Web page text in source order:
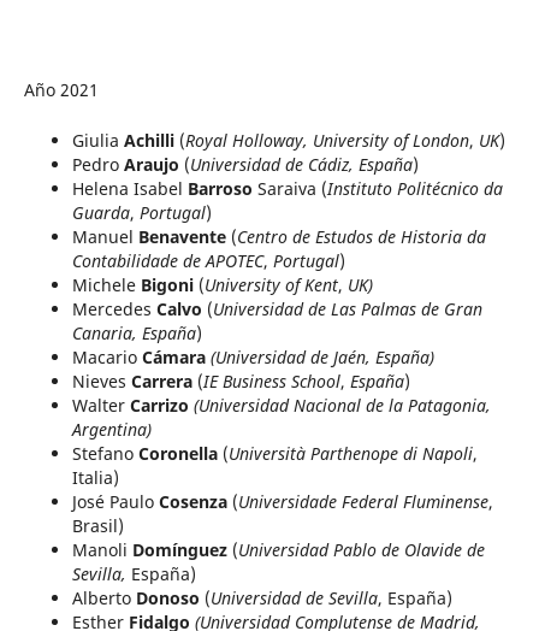
Año 2021
Giulia Achilli (Royal Holloway, University of London, UK)
Pedro Araujo (Universidad de Cádiz, España)
Helena Isabel Barroso Saraiva (Instituto Politécnico da
Guarda, Portugal)
Manuel Benavente (Centro de Estudos de Historia da
Contabilidade de APOTEC, Portugal)
Michele Bigoni (University of Kent, UK)
Mercedes Calvo (Universidad de Las Palmas de Gran
Canaria, España)
Macario Cámara (Universidad de Jaén, España)
Nieves Carrera (IE Business School, España)
Walter Carrizo (Universidad Nacional de la Patagonia,
Argentina)
Stefano Coronella (Università Parthenope di Napoli,
Italia)
José Paulo Cosenza (Universidade Federal Fluminense,
Brasil)
Manoli Domínguez (Universidad Pablo de Olavide de
Sevilla, España)
Alberto Donoso (Universidad de Sevilla, España)
Esther Fidalgo (Universidad Complutense de Madrid,